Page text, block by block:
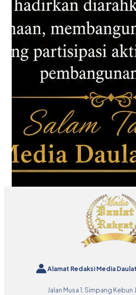
Alamat Redaksi Media
Jalan Musa 1, Simpang Kebun